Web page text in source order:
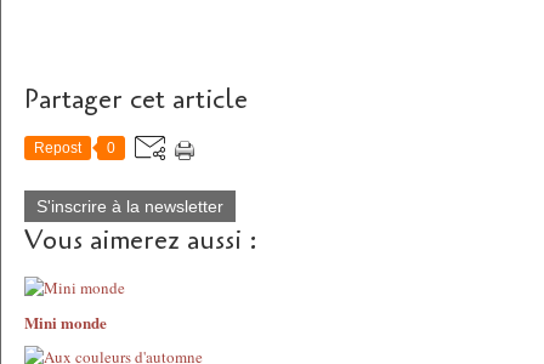
Partager cet article
Repost 0
S'inscrire à la newsletter
Vous aimerez aussi :
Mini monde